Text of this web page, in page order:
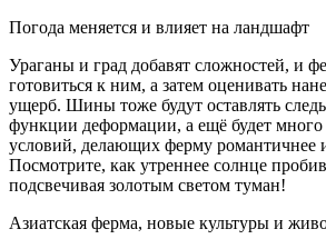
Погода меняется и влияет на ландшафт
Ураганы и град добавят сложностей, и
готовиться к ним, а затем оценивать
ущерб. Шины тоже будут оставлять
функции деформации, а ещё будет
условий, делающих ферму романтичнее
Посмотрите, как утреннее солнце
подсвечивая золотым светом туман!
Азиатская ферма, новые культуры и